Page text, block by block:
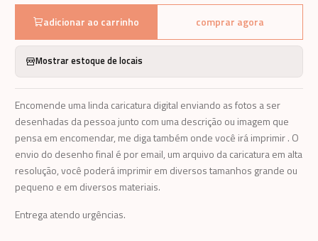
adicionar ao carrinho comprar agora
Mostrar estoque de locais
Encomende uma linda caricatura digital enviando as fotos a ser
desenhadas da pessoa junto com uma descrição ou imagem que
pensa em encomendar, me diga também onde você irá imprimir . O
envio do desenho final é por email, um arquivo da caricatura em alta
resolução, você poderá imprimir em diversos tamanhos grande ou
pequeno e em diversos materiais.
Entrega atendo urgências.